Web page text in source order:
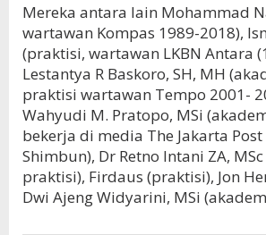
Mereka antara lain Mohammad
wartawan Kompas 1989-2018),
(praktisi, wartawan LKBN Antara
Lestantya R Baskoro, SH, MH
praktisi wartawan Tempo 2001-
Wahyudi M. Pratopo, MSi
bekerja di media The Jakarta
Shimbun), Dr Retno Intani ZA,
praktisi), Firdaus (praktisi), Jon
Dwi Ajeng Widyarini, MSi